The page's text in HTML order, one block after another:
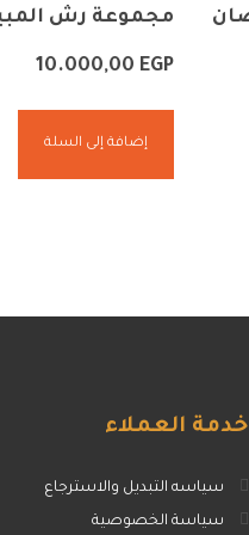
مجموعة رش
10.000,00 EGP
إضافة إلى السلة
خدمة العملاء
سياسه التبديل والاسترجاع
سياسة الخصوصية